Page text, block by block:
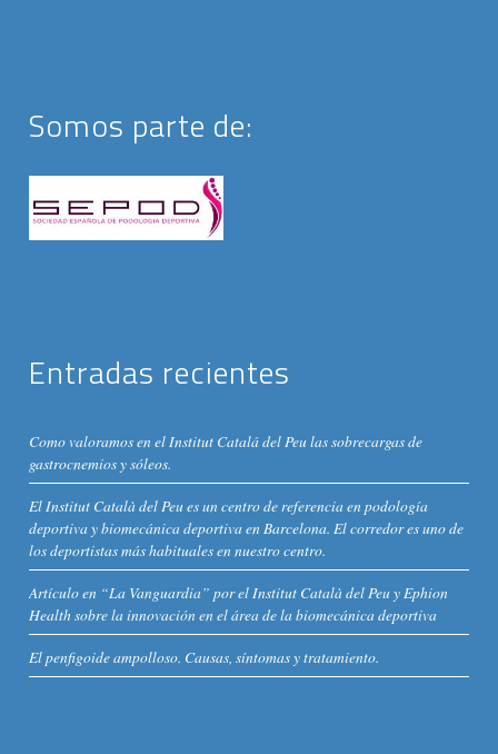
Somos parte de:
Entradas recientes
Como valoramos en el Institut Catalá del Peu las sobrecargas de
gastrocnemios y sóleos.
El Institut Català del Peu es un centro de referencia en podología
deportiva y biomecánica deportiva en Barcelona. El corredor es uno de
los deportistas más habituales en nuestro centro.
Artículo en “La Vanguardia” por el Institut Català del Peu y Ephion
Health sobre la innovación en el área de la biomecánica deportiva
El penfigoide ampolloso. Causas, síntomas y tratamiento.